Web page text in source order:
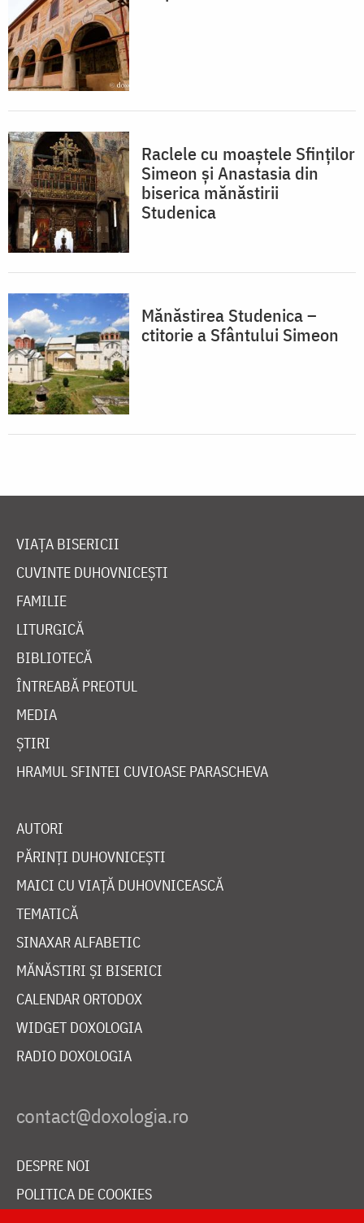
Raclele cu moaştele Sfinţilor
Simeon şi Anastasia din
biserica mănăstirii
Studenica
Mănăstirea Studenica –
ctitorie a Sfântului Simeon
VIAȚA BISERICII
CUVINTE DUHOVNICEȘTI
FAMILIE
LITURGICĂ
BIBLIOTECĂ
ÎNTREABĂ PREOTUL
MEDIA
ȘTIRI
HRAMUL SFINTEI CUVIOASE PARASCHEVA
AUTORI
PĂRINȚI DUHOVNICEȘTI
MAICI CU VIAȚĂ DUHOVNICEASCĂ
TEMATICĂ
SINAXAR ALFABETIC
MĂNĂSTIRI ȘI BISERICI
CALENDAR ORTODOX
WIDGET DOXOLOGIA
RADIO DOXOLOGIA
DESPRE NOI
POLITICA DE COOKIES